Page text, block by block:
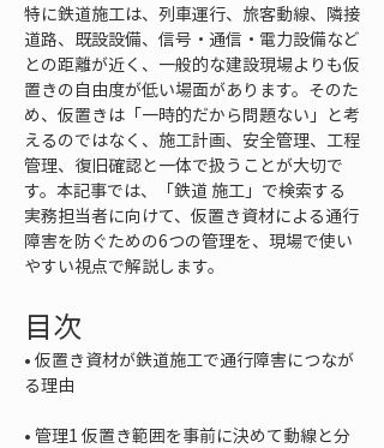
特に鉄道施工は、列車運行、旅客動線、隣接
道路、既設設備、信号・通信・電力設備など
との距離が近く、一般的な建設現場よりも仮
置きの自由度が低い場面があります。そのた
め、仮置きは「一時的だから問題ない」と考
えるのではなく、施工計画、安全管理、工程
管理、復旧確認と一体で扱うことが大切で
す。本記事では、「鉄道 施工」で検索する
実務担当者に向けて、仮置き資材による通行
障害を防ぐための6つの管理を、現場で使い
やすい視点で解説します。
目次
• 仮置き資材が鉄道施工で通行障害につなが
• 管理1 仮置き範囲を事前に決めて動線と分